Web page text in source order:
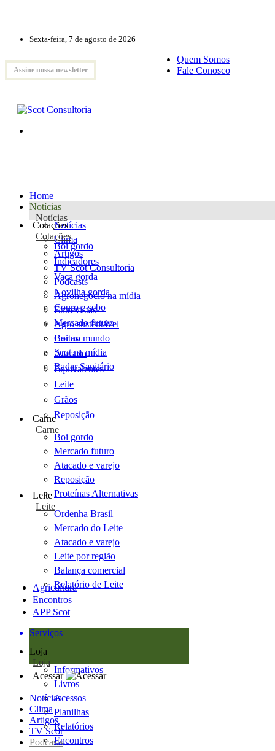
Sexta-feira, 7 de agosto de 2026
Assine nossa newsletter
Quem Somos
Fale Conosco
Home
Notícias
Notícias
Notícias
Clima
Artigos
TV Scot Consultoria
Podcasts
Agronegócio na mídia
Entrevistas
Agro sustentável
Cartas
Scot na mídia
Radar Sanitário
Cotações
Cotações
Boi gordo
Indicadores
Vaca gorda
Novilha gorda
Couro e sebo
Mercado futuro
Boi no mundo
Atacado
Equivalentes
Leite
Grãos
Reposição
Carne
Carne
Boi gordo
Mercado futuro
Atacado e varejo
Reposição
Proteínas Alternativas
Leite
Leite
Ordenha Brasil
Mercado do Leite
Atacado e varejo
Leite por região
Balança comercial
Relatório de Leite
Agricultura
Encontros
APP Scot
Serviços
Loja
Loja
Informativos
Livros
Acessos
Planilhas
Relatórios
Encontros
Acessar
Notícias
Clima
Artigos
TV Scot
Podcasts